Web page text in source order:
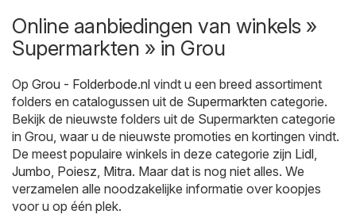
Online aanbiedingen van winkels »
Supermarkten » in Grou
Op Grou - Folderbode.nl vindt u een breed assortiment
folders en catalogussen uit de Supermarkten categorie.
Bekijk de nieuwste folders uit de Supermarkten categorie
in Grou, waar u de nieuwste promoties en kortingen vindt.
De meest populaire winkels in deze categorie zijn Lidl
Jumbo Poiesz Mitra. Maar dat is nog niet alles. We
verzamelen alle noodzakelijke informatie over koopjes
voor u op één plek.